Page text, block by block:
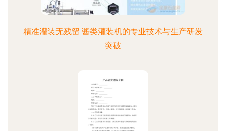
精准灌装无残留 酱类灌装机的专业技术与生产研发
突破